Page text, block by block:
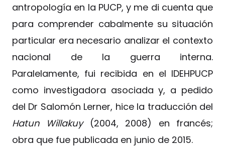
antropología en la PUCP, y me di cuenta que
para comprender cabalmente su situación
particular era necesario analizar el contexto
nacional de la guerra interna.
Paralelamente, fui recibida en el IDEHPUCP
como investigadora asociada y, a pedido
del Dr Salomón Lerner, hice la traducción del
Hatun Willakuy(2004, 2008) en francés;
obra que fue publicada en junio de 2015.